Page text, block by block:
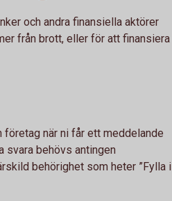
och andra finansiella aktörer
från brott, eller för att finansiera
företag när ni får ett meddelande
svara behövs antingen
behörighet som heter ”Fylla i